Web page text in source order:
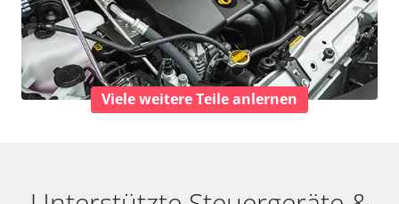
Viele weitere Teile anlernen